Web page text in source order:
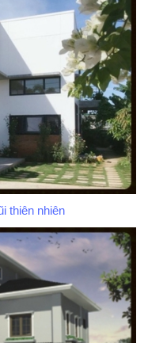
thiên nhiên